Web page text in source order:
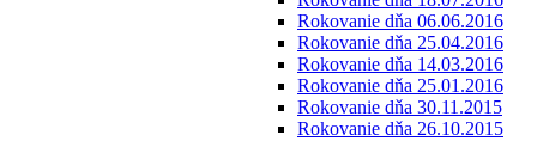
Rokovanie dňa 06.06.2016
Rokovanie dňa 25.04.2016
Rokovanie dňa 14.03.2016
Rokovanie dňa 25.01.2016
Rokovanie dňa 30.11.2015
Rokovanie dňa 26.10.2015